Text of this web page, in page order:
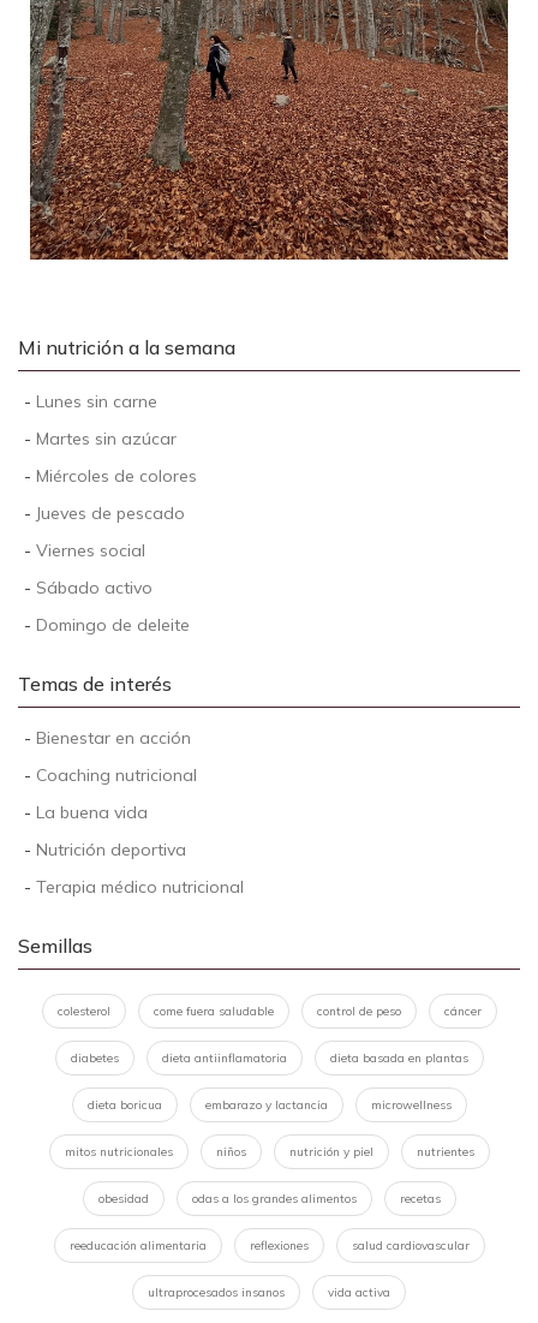
Mi nutrición a la semana
- Lunes sin carne
- Martes sin azúcar
- Miércoles de colores
- Jueves de pescado
- Viernes social
- Sábado activo
- Domingo de deleite
Temas de interés
- Bienestar en acción
- Coaching nutricional
- La buena vida
- Nutrición deportiva
- Terapia médico nutricional
Semillas
colesterol come fuera saludable control de peso cáncer
diabetes dieta antiinflamatoria dieta basada en plantas
dieta boricua embarazo y lactancia microwellness
mitos nutricionales niños nutrición y piel nutrientes
obesidad odas a los grandes alimentos recetas
reeducación alimentaria reflexiones salud cardiovascular
ultraprocesados insanos vida activa